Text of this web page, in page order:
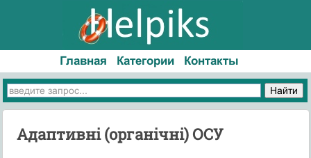
Главная Категории Контакты
Адаптивні (органічні) ОСУ